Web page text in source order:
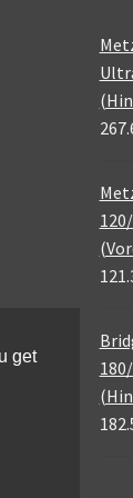
get